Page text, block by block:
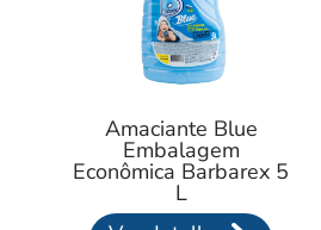
Amaciante Blue
Embalagem
Econômica Barbarex 5
L